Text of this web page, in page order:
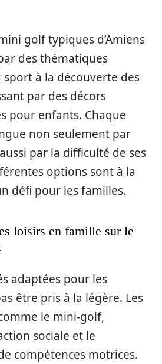
golf typiques d’Amiens
des thématiques
à la découverte des
par des décors
pour enfants. Chaque
non seulement par
par la difficulté de ses
options sont à la
défi pour les familles.
loisirs en famille sur le
adaptées pour les
être pris à la légère. Les
le mini-golf,
sociale et le
compétences motrices.